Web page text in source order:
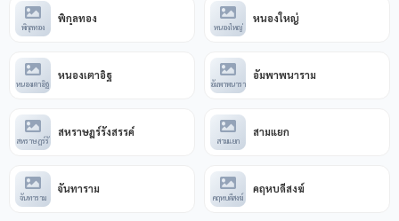
วัดพระนอน: ที่มีเสาศิลาแลงขนาดใหญ่ที่สุดในประเทศไทย
วัดช้างล้อม: ที่มีเจดีย์ทรงระฆังล้อมรอบด้วยรูปปั้นช้าง
เกร็ดน่ารู้: คำขวัญประจำจังหวัดคือ "กรุพระเครื่อง เมืองคนแกร่ง
ศิลาแลงใหญ่ กล้วยไข่หวาน สมนามเมืองกำแพงเพชร"
พิกุลทอง
พิกุลทอง
หนองใหญ่
หนองใหญ่
หนองเตาอิฐ
หนองเตาอิฐ
อัมพาพนารา
อัมพาพนาราม
สหราษฎร์รั
สหราษฎร์รังสรรค์
สามแยก
สามแยก
จันทาราม
จันทาราม
คฤหบดีสงฆ์
คฤหบดีสงฆ์